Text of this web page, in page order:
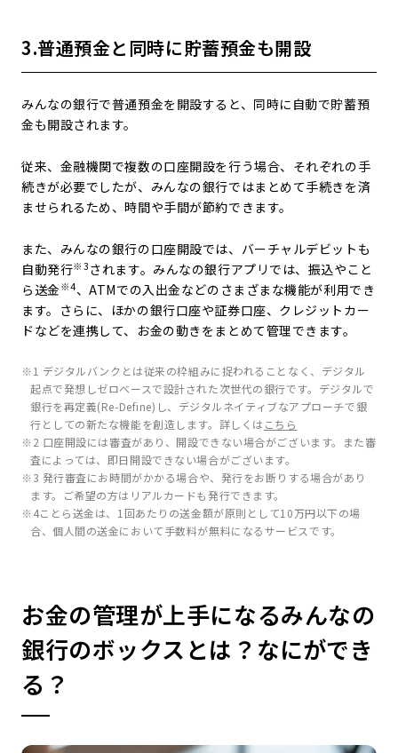
3.普通預金と同時に貯蓄預金も開設
みんなの銀行で普通預金を開設すると、同時に自動で貯蓄預
金も開設されます。
従来、金融機関で複数の口座開設を行う場合、それぞれの手
続きが必要でしたが、みんなの銀行ではまとめて手続きを済
ませられるため、時間や手間が節約できます。
また、みんなの銀行の口座開設では、バーチャルデビットも
自動発行※3 されます。みんなの銀行アプリでは、振込やこと
ら送金 ※4、ATMでの入出金などのさまざまな機能が利用でき
ます。さらに、ほかの銀行口座や証券口座、クレジットカー
ドなどを連携して、お金の動きをまとめて管理できます。
※1 デジタルバンクとは従来の枠組みに捉われることなく、デジタル
起点で発想しゼロベースで設計された次世代の銀行です。デジタルで
銀行を再定義(Re-Define)し、デジタルネイティブなアプローチで銀
行としての新たな機能を創造します。詳しくは こちら
※2 口座開設には審査があり、開設できない場合がございます。また審
査によっては、即日開設できない場合がございます。
※3 発行審査にお時間がかかる場合や、発行をお断りする場合があり
ます。ご希望の方はリアルカードも発行できます。
※4ことら送金は、1回あたりの送金額が原則として10万円以下の場
合、個人間の送金において手数料が無料になるサービスです。
お金の管理が上手になるみんなの
銀行のボックスとは？なにができ
る？